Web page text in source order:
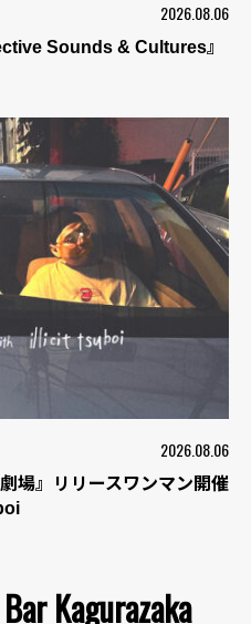
2026.08.06
Sounds & Cultures』
2026.08.06
場』リリースワンマン開催
Kagurazaka